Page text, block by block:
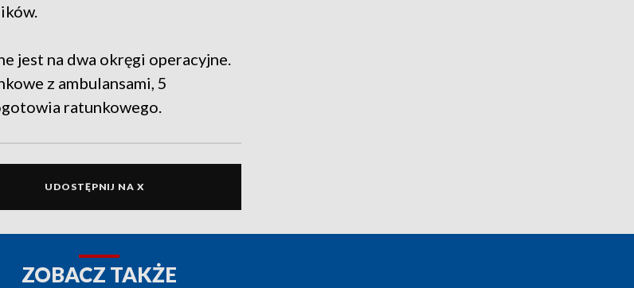
jest na dwa okręgi operacyjne.
z ambulansami, 5
ratunkowego.
UDOSTĘPNIJ NA X
ZOBACZ TAKŻE